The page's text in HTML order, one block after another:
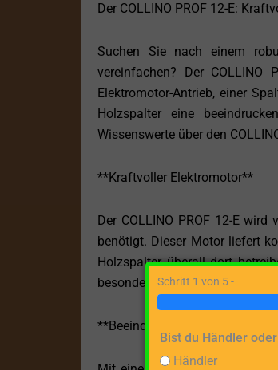
Der COLLINO PROF 12-E:
Suchen Sie nach einem
vereinfachen? Der
Elektromotor-Antrieb, einer
Holzspalter eine
Wissenswerte über den
**Kraftvoller Elektromotor**
Der COLLINO PROF 12-E
benötigt. Dieser Motor liefert
Holzspalter überall dort
besonders geeignet für den
**Beeindruckende Spaltkraft**
Schritt 1 von 5 -
Bist du Händler
Händler